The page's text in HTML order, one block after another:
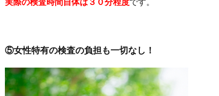
⑤女性特有の検査の負担も一切なし！